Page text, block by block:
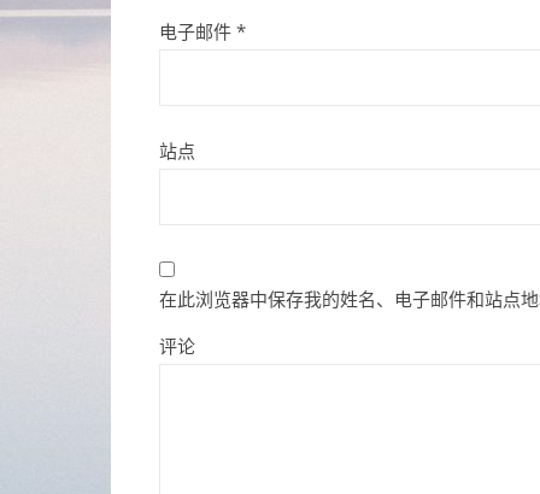
电子邮件 *
站点
在此浏览器中保存我的姓名、电子邮件和站点
评论